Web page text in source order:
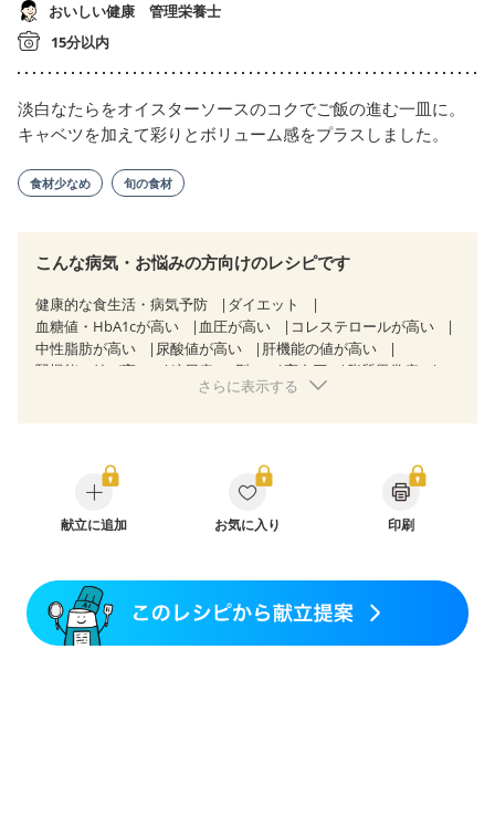
おいしい健康 管理栄養士
15分以内
淡白なたらをオイスターソースのコクでご飯の進む一皿に。
キャベツを加えて彩りとボリューム感をプラスしました。
食材少なめ 旬の食材
こんな病気・お悩みの方向けのレシピです
健康的な食生活・病気予防
ダイエット
血糖値・HbA1cが高い
血圧が高い
コレステロールが高い
中性脂肪が高い
尿酸値が高い
肝機能の値が高い
腎機能の値が高い
糖尿病（2型） 高血圧
脂質異常症
狭心症 心筋梗塞
クローン病（寛解期）
過敏性腸症候群（IBS）
糖尿病性腎症（第１期）
糖尿病性腎症（第２期）
糖尿病性腎症（第３期）
CKD（ステージ１）
乳がん（放射線治療中）
乳がん治療を終えた方・経過観察中の方など
胃がん（抗がん剤治療中）
さらに表示する
献立に追加 お気に入り 印刷